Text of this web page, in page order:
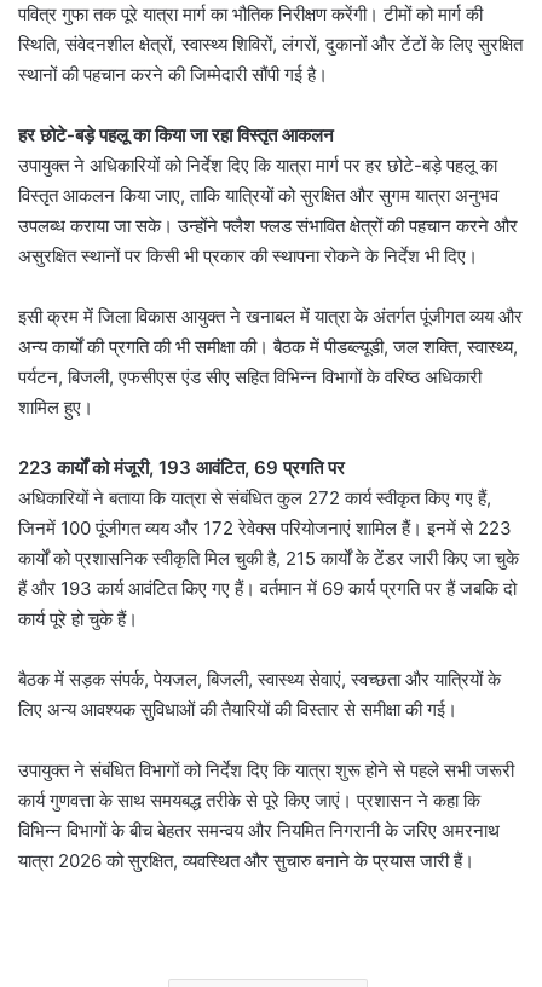
पवित्र गुफा तक पूरे यात्रा मार्ग का भौतिक निरीक्षण करेंगी। टीमों को मार्ग की
स्थिति, संवेदनशील क्षेत्रों, स्वास्थ्य शिविरों, लंगरों, दुकानों और टेंटों के लिए सुरक्षित
स्थानों की पहचान करने की जिम्मेदारी सौंपी गई है।
हर छोटे-बड़े पहलू का किया जा रहा विस्तृत आकलन
उपायुक्त ने अधिकारियों को निर्देश दिए कि यात्रा मार्ग पर हर छोटे-बड़े पहलू का
विस्तृत आकलन किया जाए, ताकि यात्रियों को सुरक्षित और सुगम यात्रा अनुभव
उपलब्ध कराया जा सके। उन्होंने फ्लैश फ्लड संभावित क्षेत्रों की पहचान करने और
असुरक्षित स्थानों पर किसी भी प्रकार की स्थापना रोकने के निर्देश भी दिए।
इसी क्रम में जिला विकास आयुक्त ने खनाबल में यात्रा के अंतर्गत पूंजीगत व्यय और
अन्य कार्यों की प्रगति की भी समीक्षा की। बैठक में पीडब्ल्यूडी, जल शक्ति, स्वास्थ्य,
पर्यटन, बिजली, एफसीएस एंड सीए सहित विभिन्न विभागों के वरिष्ठ अधिकारी
शामिल हुए।
223 कार्यों को मंजूरी, 193 आवंटित, 69 प्रगति पर
अधिकारियों ने बताया कि यात्रा से संबंधित कुल 272 कार्य स्वीकृत किए गए हैं,
जिनमें 100 पूंजीगत व्यय और 172 रेवेक्स परियोजनाएं शामिल हैं। इनमें से 223
कार्यों को प्रशासनिक स्वीकृति मिल चुकी है, 215 कार्यों के टेंडर जारी किए जा चुके
हैं और 193 कार्य आवंटित किए गए हैं। वर्तमान में 69 कार्य प्रगति पर हैं जबकि दो
कार्य पूरे हो चुके हैं।
बैठक में सड़क संपर्क, पेयजल, बिजली, स्वास्थ्य सेवाएं, स्वच्छता और यात्रियों के
लिए अन्य आवश्यक सुविधाओं की तैयारियों की विस्तार से समीक्षा की गई।
उपायुक्त ने संबंधित विभागों को निर्देश दिए कि यात्रा शुरू होने से पहले सभी जरूरी
कार्य गुणवत्ता के साथ समयबद्ध तरीके से पूरे किए जाएं। प्रशासन ने कहा कि
विभिन्न विभागों के बीच बेहतर समन्वय और नियमित निगरानी के जरिए अमरनाथ
यात्रा 2026 को सुरक्षित, व्यवस्थित और सुचारु बनाने के प्रयास जारी हैं।